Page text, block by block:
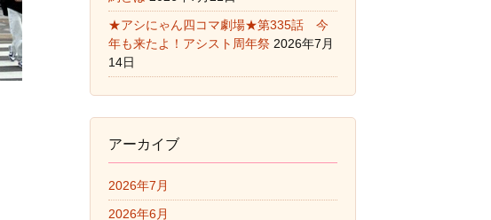
★アシにゃん四コマ劇場★第335話 今
年も来たよ！アシスト周年祭 2026年7月
14日
アーカイブ
2026年7月
2026年6月